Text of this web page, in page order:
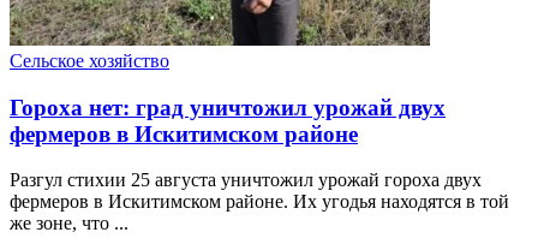
Сельское хозяйство
Гороха нет: град уничтожил урожай двух
фермеров в Искитимском районе
Разгул стихии 25 августа уничтожил урожай гороха двух
фермеров в Искитимском районе. Их угодья находятся в той
же зоне, что ...